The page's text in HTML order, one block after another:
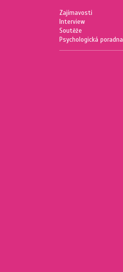
Zajímavosti
Interview
Soutěže
Psychologická poradna